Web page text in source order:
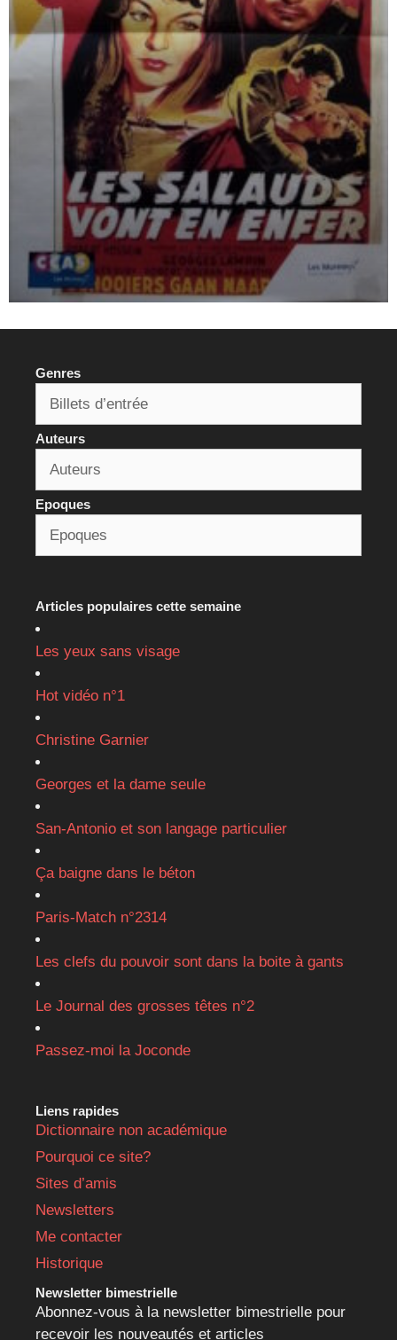
Genres
Auteurs
Epoques
Articles populaires cette semaine
Les yeux sans visage
Hot vidéo n°1
Christine Garnier
Georges et la dame seule
San-Antonio et son langage particulier
Ça baigne dans le béton
Paris-Match n°2314
Les clefs du pouvoir sont dans la boite à gants
Le Journal des grosses têtes n°2
Passez-moi la Joconde
Liens rapides
Dictionnaire non académique
Pourquoi ce site?
Sites d’amis
Newsletters
Me contacter
Historique
Newsletter bimestrielle
Abonnez-vous à la newsletter bimestrielle pour
recevoir les nouveautés et articles